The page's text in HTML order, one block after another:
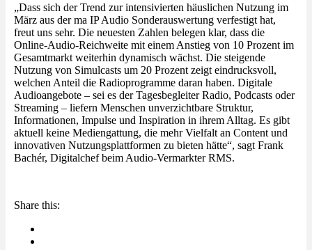
„Dass sich der Trend zur intensivierten häuslichen Nutzung im
März aus der ma IP Audio Sonderauswertung verfestigt hat,
freut uns sehr. Die neuesten Zahlen belegen klar, dass die
Online-Audio-Reichweite mit einem Anstieg von 10 Prozent im
Gesamtmarkt weiterhin dynamisch wächst. Die steigende
Nutzung von Simulcasts um 20 Prozent zeigt eindrucksvoll,
welchen Anteil die Radioprogramme daran haben. Digitale
Audioangebote – sei es der Tagesbegleiter Radio, Podcasts oder
Streaming – liefern Menschen unverzichtbare Struktur,
Informationen, Impulse und Inspiration in ihrem Alltag. Es gibt
aktuell keine Mediengattung, die mehr Vielfalt an Content und
innovativen Nutzungsplattformen zu bieten hätte“, sagt Frank
Bachér, Digitalchef beim Audio-Vermarkter RMS.
Share this: